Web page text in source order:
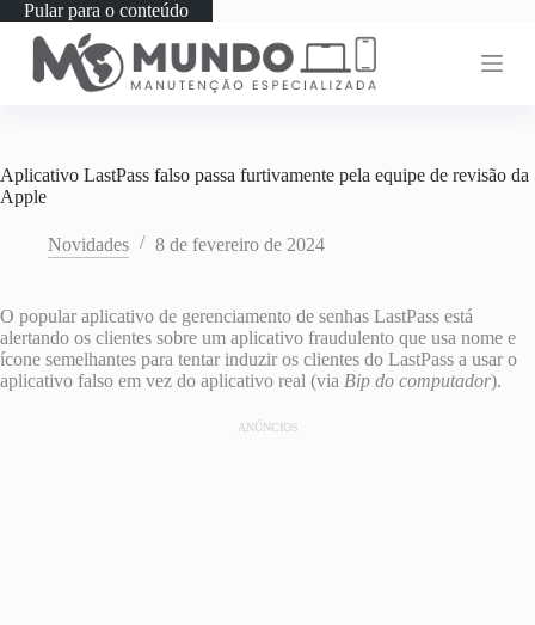
Pular para o conteúdo
Aplicativo LastPass falso passa furtivamente pela equipe de revisão da
Apple
Novidades 8 de fevereiro de 2024
O popular aplicativo de gerenciamento de senhas LastPass está
alertando os clientes sobre um aplicativo fraudulento que usa nome e
ícone semelhantes para tentar induzir os clientes do LastPass a usar o
aplicativo falso em vez do aplicativo real (via Bip do computador).
ANÚNCIOS